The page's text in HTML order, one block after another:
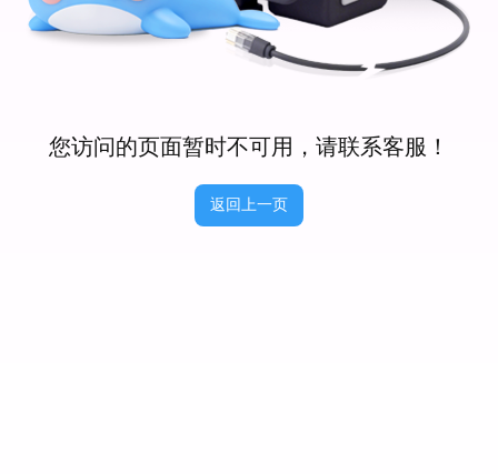
您访问的页面暂时不可用，请联系客服！
返回上一页